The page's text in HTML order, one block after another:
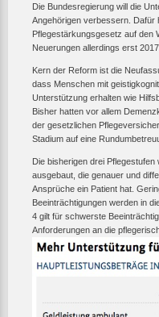
Die Bundesregierung will die
Angehörigen verbessern. Dafür
Pflegestärkungsgesetz auf den
Neuerungen allerdings erst
Kern der Reform ist die
dass Menschen mit
Unterstützung erhalten wie
Bisher hatten vor allem
der gesetzlichen
Stadium auf eine
Die bisherigen drei
ausgebaut, die genauer und
Ansprüche ein Patient hat.
Beeinträchtigungen werden in
4 gilt für schwerste
Anforderungen an die